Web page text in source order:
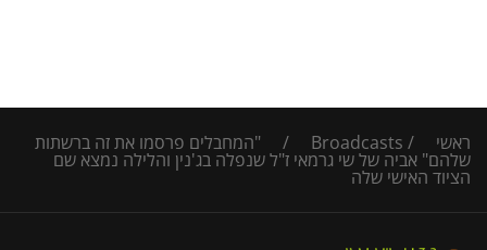
ראשי /
Broadcasts
/ "המחבלים פרסמו את זה ברשתות
שלהם" אביה של שי גרמאי ז"ל שנפלה בג'נין והלילה נמצא שם
הציוד האישי שלה